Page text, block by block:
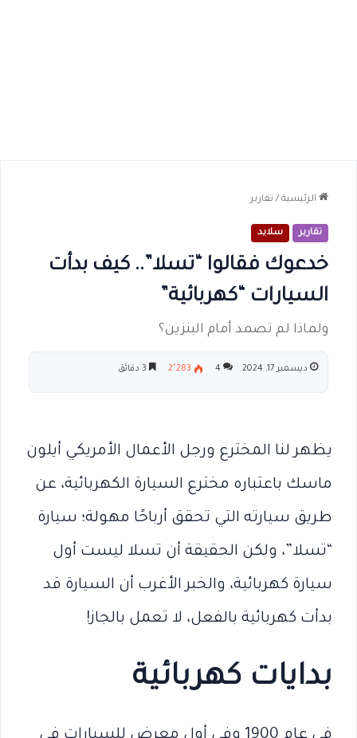
الرئيسية / تقارير
تقارير سلايد
خدعوك فقالوا “تسلا”.. كيف بدأت
السيارات “كهربائية”
ولماذا لم تصمد أمام البنزين؟
ديسمبر 17, 2024 4 2٬283
يظهر لنا المخترع ورجل الأعمال الأمريكي أيلون
ماسك باعتباره مخترع السيارة الكهربائية، عن
طريق سيارته التي تحقق أرباحًا مهولة؛ سيارة
“تسلا”، ولكن الحقيقة أن تسلا ليست أول
سيارة كهربائية، والخبر الأغرب أن السيارة قد
بدأت كهربائية بالفعل، لا تعمل بالجاز!
بدايات كهربائية